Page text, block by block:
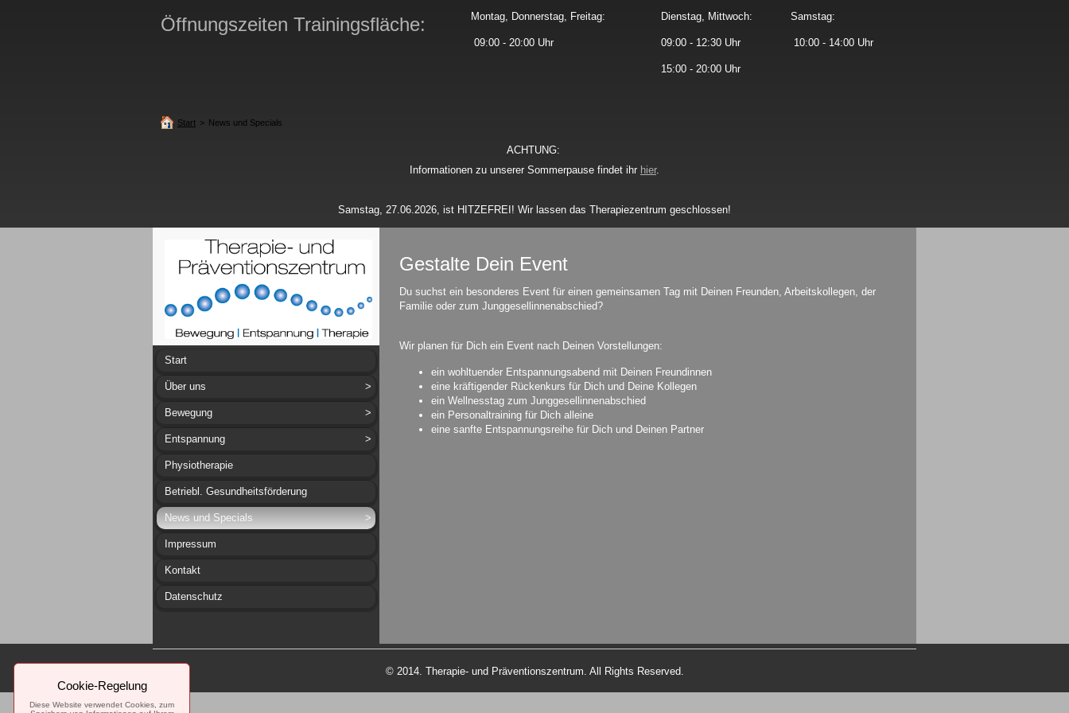
Montag, Donnerstag, Freitag: Dienstag, Mittwoch: Samstag:
09:00 - 20:00 Uhr 09:00 - 12:30 Uhr 10:00 - 14:00 Uhr
15:00 - 20:00 Uhr
Öffnungszeiten Trainingsfläche:
Start > News und Specials
ACHTUNG:
Informationen zu unserer Sommerpause findet ihr hier.
Samstag, 27.06.2026, ist HITZEFREI! Wir lassen das Therapiezentrum geschlossen!
Start
>
Über uns
>
Bewegung
>
Entspannung
Physiotherapie
Betriebl. Gesundheitsförderung
>
News und Specials
Impressum
Kontakt
Datenschutz
Gestalte Dein Event
Du suchst ein besonderes Event für einen gemeinsamen Tag mit Deinen Freunden, Arbeitskollegen, der
Familie oder zum Junggesellinnenabschied?
Wir planen für Dich ein Event nach Deinen Vorstellungen:
ein wohltuender Entspannungsabend mit Deinen Freundinnen
eine kräftigender Rückenkurs für Dich und Deine Kollegen
ein Wellnesstag zum Junggesellinnenabschied
ein Personaltraining für Dich alleine
eine sanfte Entspannungsreihe für Dich und Deinen Partner
© 2014. Therapie- und Präventionszentrum. All Rights Reserved.
Cookie-Regelung
Diese Website verwendet Cookies, zum